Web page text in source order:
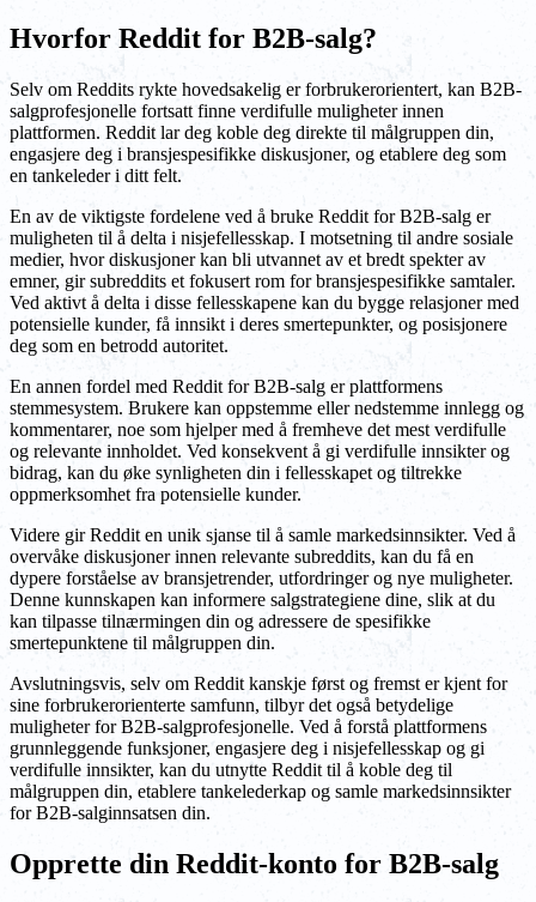
Hvorfor Reddit for B2B-salg?
Selv om Reddits rykte hovedsakelig er forbrukerorientert, kan B2B-
salgprofesjonelle fortsatt finne verdifulle muligheter innen
plattformen. Reddit lar deg koble deg direkte til målgruppen din,
engasjere deg i bransjespesifikke diskusjoner, og etablere deg som
en tankeleder i ditt felt.
En av de viktigste fordelene ved å bruke Reddit for B2B-salg er
muligheten til å delta i nisjefellesskap. I motsetning til andre sosiale
medier, hvor diskusjoner kan bli utvannet av et bredt spekter av
emner, gir subreddits et fokusert rom for bransjespesifikke samtaler.
Ved aktivt å delta i disse fellesskapene kan du bygge relasjoner med
potensielle kunder, få innsikt i deres smertepunkter, og posisjonere
deg som en betrodd autoritet.
En annen fordel med Reddit for B2B-salg er plattformens
stemmesystem. Brukere kan oppstemme eller nedstemme innlegg og
kommentarer, noe som hjelper med å fremheve det mest verdifulle
og relevante innholdet. Ved konsekvent å gi verdifulle innsikter og
bidrag, kan du øke synligheten din i fellesskapet og tiltrekke
oppmerksomhet fra potensielle kunder.
Videre gir Reddit en unik sjanse til å samle markedsinnsikter. Ved å
overvåke diskusjoner innen relevante subreddits, kan du få en
dypere forståelse av bransjetrender, utfordringer og nye muligheter.
Denne kunnskapen kan informere salgstrategiene dine, slik at du
kan tilpasse tilnærmingen din og adressere de spesifikke
smertepunktene til målgruppen din.
Avslutningsvis, selv om Reddit kanskje først og fremst er kjent for
sine forbrukerorienterte samfunn, tilbyr det også betydelige
muligheter for B2B-salgprofesjonelle. Ved å forstå plattformens
grunnleggende funksjoner, engasjere deg i nisjefellesskap og gi
verdifulle innsikter, kan du utnytte Reddit til å koble deg til
målgruppen din, etablere tankelederkap og samle markedsinnsikter
for B2B-salginnsatsen din.
Opprette din Reddit-konto for B2B-salg